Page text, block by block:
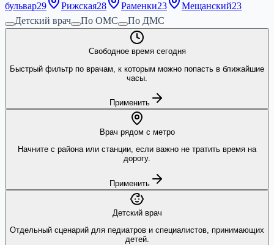
бульвар29 Рижская28 Раменки23 Мещанский23
Детский врач
По ОМС По ДМС
Свободное время сегодня
Быстрый фильтр по врачам, к которым можно попасть в ближайшие
часы.
Применить
Врач рядом с метро
Начните с района или станции, если важно не тратить время на
дорогу.
Применить
Детский врач
Отдельный сценарий для педиатров и специалистов, принимающих
детей.